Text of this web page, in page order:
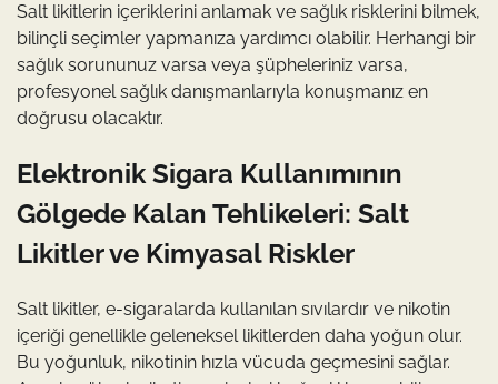
Salt likitlerin içeriklerini anlamak ve sağlık risklerini bilmek,
bilinçli seçimler yapmanıza yardımcı olabilir. Herhangi bir
sağlık sorununuz varsa veya şüpheleriniz varsa,
profesyonel sağlık danışmanlarıyla konuşmanız en
doğrusu olacaktır.
Elektronik Sigara Kullanımının
Gölgede Kalan Tehlikeleri: Salt
Likitler ve Kimyasal Riskler
Salt likitler, e-sigaralarda kullanılan sıvılardır ve nikotin
içeriği genellikle geleneksel likitlerden daha yoğun olur.
Bu yoğunluk, nikotinin hızla vücuda geçmesini sağlar.